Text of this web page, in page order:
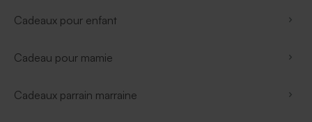
Cadeaux pour enfant
Cadeau pour mamie
Cadeaux parrain marraine